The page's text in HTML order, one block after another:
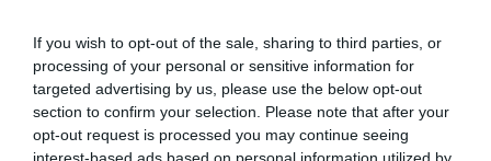
If you wish to opt-out of the sale, sharing to third parties, or
processing of your personal or sensitive information for
targeted advertising by us, please use the below opt-out
section to confirm your selection. Please note that after your
opt-out request is processed you may continue seeing
Kylea commenté l'article :
Ryanair au Maroc : un programme hivernal record pour